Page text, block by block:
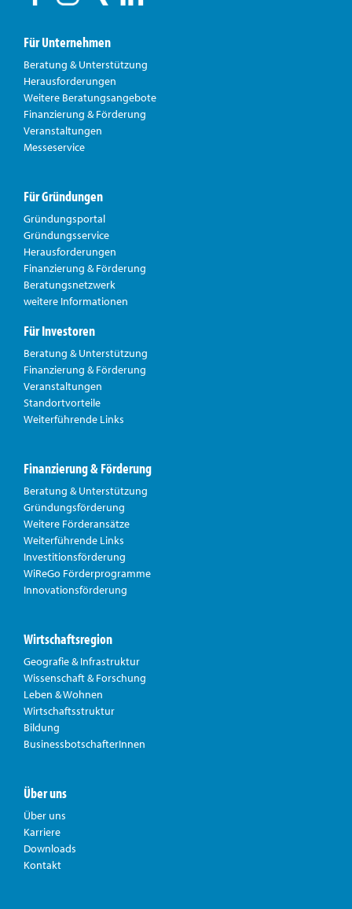
Für Unternehmen
Beratung & Unterstützung
Herausforderungen
Weitere Beratungsangebote
Finanzierung & Förderung
Veranstaltungen
Messeservice
Für Gründungen
Gründungsportal
Gründungsservice
Herausforderungen
Finanzierung & Förderung
Beratungsnetzwerk
weitere Informationen
Für Investoren
Beratung & Unterstützung
Finanzierung & Förderung
Veranstaltungen
Standortvorteile
Weiterführende Links
Finanzierung & Förderung
Beratung & Unterstützung
Gründungsförderung
Weitere Förderansätze
Weiterführende Links
Investitionsförderung
WiReGo Förderprogramme
Innovationsförderung
Wirtschaftsregion
Geografie & Infrastruktur
Wissenschaft & Forschung
Leben & Wohnen
Wirtschaftsstruktur
Bildung
BusinessbotschafterInnen
Über uns
Über uns
Karriere
Downloads
Kontakt